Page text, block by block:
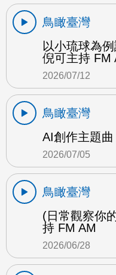
鳥瞰臺灣
以小琉球為
倪可主持 FM
2026/07/12
鳥瞰臺灣
AI創作主題
2026/07/05
鳥瞰臺灣
(日常觀察你
持 FM AM
2026/06/28